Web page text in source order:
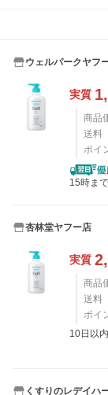
ウェルパークヤフ
実質
商品
送料
ポイ
15時ま
杏林堂ヤフー店
実質
商品
送料
ポイ
10日以
くすりのレデイハ